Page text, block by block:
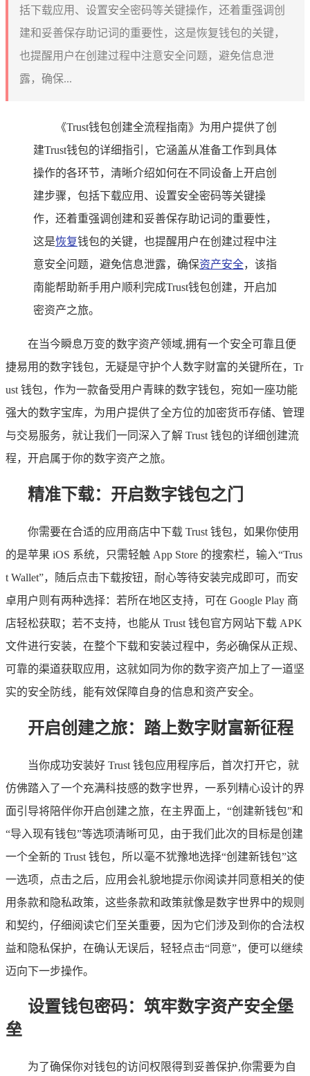
括下载应用、设置安全密码等关键操作，还着重强调创
建和妥善保存助记词的重要性，这是恢复钱包的关键，
也提醒用户在创建过程中注意安全问题，避免信息泄
露，确保...
《Trust钱包创建全流程指南》为用户提供了创
建Trust钱包的详细指引，它涵盖从准备工作到具体
操作的各环节，清晰介绍如何在不同设备上开启创
建步骤，包括下载应用、设置安全密码等关键操
作，还着重强调创建和妥善保存助记词的重要性，
这是恢复钱包的关键，也提醒用户在创建过程中注
意安全问题，避免信息泄露，确保资产安全，该指
南能帮助新手用户顺利完成Trust钱包创建，开启加
密资产之旅。
在当今瞬息万变的数字资产领域,拥有一个安全可靠且便
捷易用的数字钱包，无疑是守护个人数字财富的关键所在，Tr
ust 钱包，作为一款备受用户青睐的数字钱包，宛如一座功能
强大的数字宝库，为用户提供了全方位的加密货币存储、管理
与交易服务，就让我们一同深入了解 Trust 钱包的详细创建流
程，开启属于你的数字资产之旅。
精准下载：开启数字钱包之门
你需要在合适的应用商店中下载 Trust 钱包，如果你使用
的是苹果 iOS 系统，只需轻触 App Store 的搜索栏，输入“Trus
t Wallet”，随后点击下载按钮，耐心等待安装完成即可，而安
卓用户则有两种选择：若所在地区支持，可在 Google Play 商
店轻松获取；若不支持，也能从 Trust 钱包官方网站下载 APK
文件进行安装，在整个下载和安装过程中，务必确保从正规、
可靠的渠道获取应用，这就如同为你的数字资产加上了一道坚
实的安全防线，能有效保障自身的信息和资产安全。
开启创建之旅：踏上数字财富新征程
当你成功安装好 Trust 钱包应用程序后，首次打开它，就
仿佛踏入了一个充满科技感的数字世界，一系列精心设计的界
面引导将陪伴你开启创建之旅，在主界面上，“创建新钱包”和
“导入现有钱包”等选项清晰可见，由于我们此次的目标是创建
一个全新的 Trust 钱包，所以毫不犹豫地选择“创建新钱包”这
一选项，点击之后，应用会礼貌地提示你阅读并同意相关的使
用条款和隐私政策，这些条款和政策就像是数字世界中的规则
和契约，仔细阅读它们至关重要，因为它们涉及到你的合法权
益和隐私保护，在确认无误后，轻轻点击“同意”，便可以继续
迈向下一步操作。
设置钱包密码：筑牢数字资产安全堡
垒
为了确保你对钱包的访问权限得到妥善保护,你需要为自